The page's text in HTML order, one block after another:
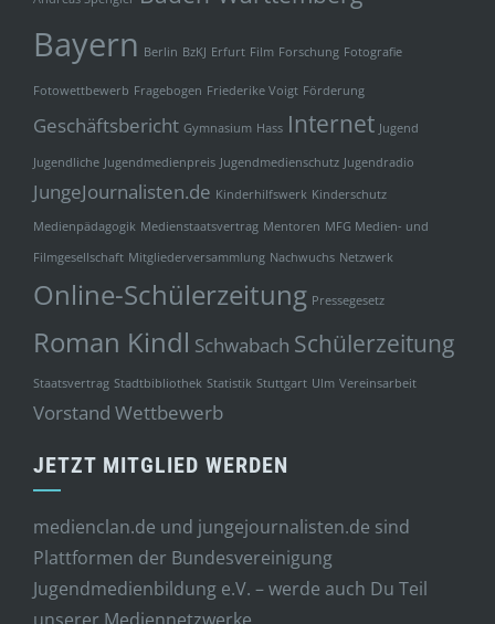
Bayern Berlin BzKJ Erfurt Film Forschung Fotografie
Fotowettbewerb Fragebogen Friederike Voigt Förderung
Geschäftsbericht Gymnasium Hass Internet Jugend
Jugendliche Jugendmedienpreis Jugendmedienschutz Jugendradio
JungeJournalisten.de Kinderhilfswerk Kinderschutz
Medienpädagogik Medienstaatsvertrag Mentoren MFG Medien- und
Filmgesellschaft Mitgliederversammlung Nachwuchs Netzwerk
Online-Schülerzeitung Pressegesetz
Roman Kindl Schwabach Schülerzeitung
Staatsvertrag Stadtbibliothek Statistik Stuttgart Ulm Vereinsarbeit
Vorstand Wettbewerb
JETZT MITGLIED WERDEN
medienclan.de und jungejournalisten.de sind
Plattformen der Bundesvereinigung
Jugendmedienbildung e.V. – werde auch Du Teil